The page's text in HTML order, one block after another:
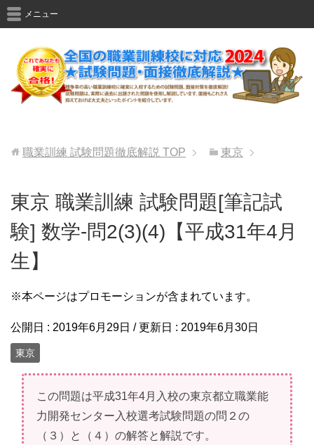
メニュー
職業訓練 試験問題徹底解説 TOP 東京
東京 職業訓練 試験問題[筆記試
験] 数学-問2(3)(4)【平成31年4月
生】
※本ページはプロモーションが含まれています。
公開日 : 2019年6月29日 / 更新日 : 2019年6月30日
東京
この問題は平成31年4月入校の東京都立職業能
力開発センター入校選考試験問題の問２の
（３）と（４）の解答と解説です。